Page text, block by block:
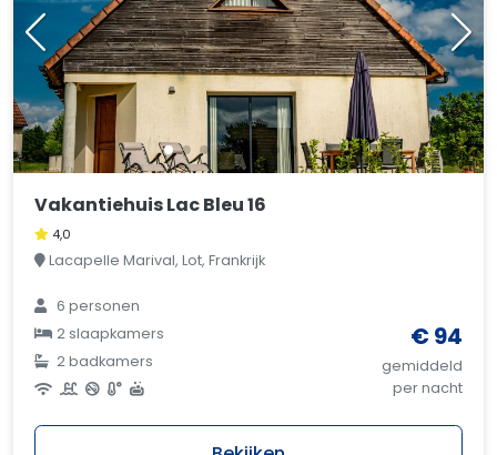
Vakantiehuis Lac Bleu 16
4,0
Lacapelle Marival, Lot, Frankrijk
6 personen
2 slaapkamers
2 badkamers
€ 94
gemiddeld
per nacht